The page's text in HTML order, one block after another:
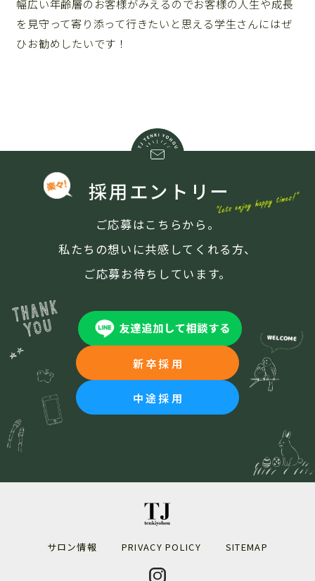
幅広い年齢層のお客様がみえるのでお客様の人生や成長
を見守って寄り添って行きたいと思える学生さんにはぜ
ひお勧めしたいです！
採用エントリー
ご応募はこちらから。
私たちの想いに共感してくれる方、
ご応募お待ちしています。
新卒採用
中途採用
サロン情報 PRIVACY POLICY SITEMAP